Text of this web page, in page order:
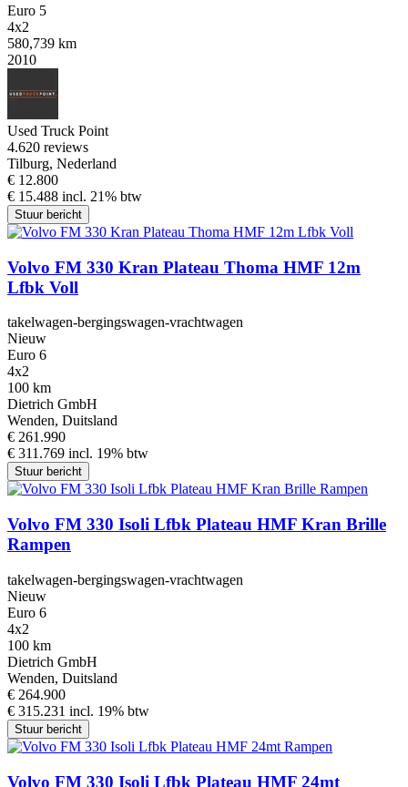
Euro 5
4x2
580,739 km
2010
Used Truck Point
4.620 reviews
Tilburg, Nederland
€ 12.800
€ 15.488 incl. 21% btw
Stuur bericht
Volvo FM 330 Kran Plateau Thoma HMF 12m
Lfbk Voll
takelwagen-bergingswagen-vrachtwagen
Nieuw
Euro 6
4x2
100 km
Dietrich GmbH
Wenden, Duitsland
€ 261.990
€ 311.769 incl. 19% btw
Stuur bericht
Volvo FM 330 Isoli Lfbk Plateau HMF Kran Brille
Rampen
takelwagen-bergingswagen-vrachtwagen
Nieuw
Euro 6
4x2
100 km
Dietrich GmbH
Wenden, Duitsland
€ 264.900
€ 315.231 incl. 19% btw
Stuur bericht
Volvo FM 330 Isoli Lfbk Plateau HMF 24mt